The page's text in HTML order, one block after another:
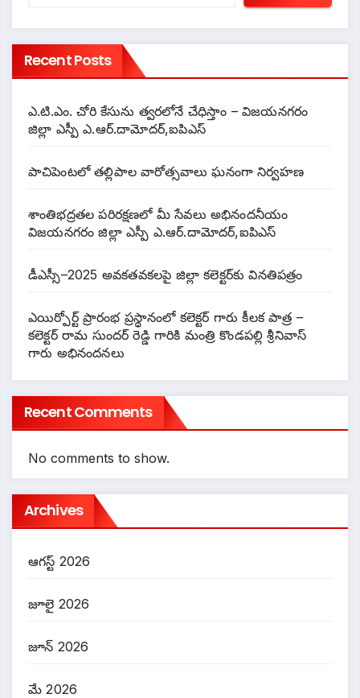
Recent Posts
ఎ.టి.ఎం. చోరి కేసును త్వరలోనే చేధిస్తాం – విజయనగరం
జిల్లా ఎస్పీ ఎ.ఆర్.దామోదర్,ఐపిఎస్
పాచిపెంటలో తల్లిపాల వారోత్సవాలు ఘనంగా నిర్వహణ
శాంతిభద్రతల పరిరక్షణలో మీ సేవలు అభినందనీయం
విజయనగరం జిల్లా ఎస్పీ ఎ.ఆర్.దామోదర్,ఐపిఎస్
డీఎస్సీ–2025 అవకతవకలపై జిల్లా కలెక్టర్‌కు వినతిపత్రం
ఎయిర్పోర్ట్ ప్రారంభ ప్రస్థానంలో కలెక్టర్ గారు కీలక పాత్ర –
కలెక్టర్ రామ సుందర్ రెడ్డి గారికి మంత్రి కొండపల్లి శ్రీనివాస్
గారు అభినందనలు
Recent Comments
No comments to show.
Archives
ఆగస్ట్ 2026
జూలై 2026
జూన్ 2026
మే 2026